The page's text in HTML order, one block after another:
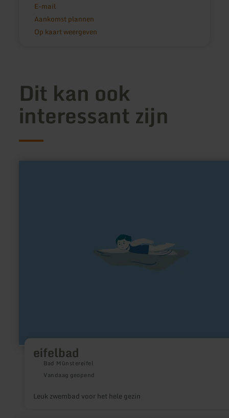
E-mail
Aankomst plannen
Op kaart weergeven
Dit kan ook
interessant zijn
eifelbad
Bad Münstereifel
Vandaag geopend
Leuk zwembad voor het hele gezin